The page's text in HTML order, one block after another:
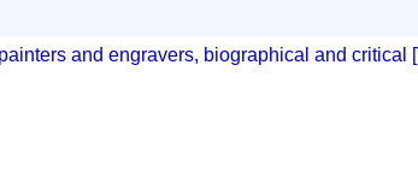
and engravers, biographical and critical